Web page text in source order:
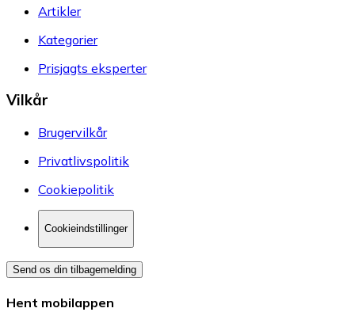
Artikler
Kategorier
Prisjagts eksperter
Vilkår
Brugervilkår
Privatlivspolitik
Cookiepolitik
Cookieindstillinger
Send os din tilbagemelding
Hent mobilappen